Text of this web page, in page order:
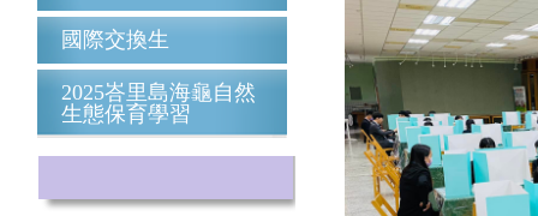
國際交換生
2025峇里島海龜自然
生態保育學習